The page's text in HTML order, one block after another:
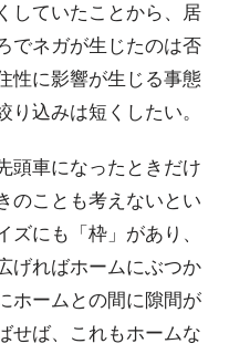
していたことから、居
でネガが生じたのは否
性に影響が生じる事態
込みは短くしたい。
頭車になったときだけ
のことも考えないとい
にも「枠」があり、
げればホームにぶつか
ホームとの間に隙間が
せば、これもホームな